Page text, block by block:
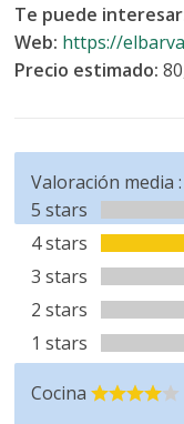
Te puede
Web: https://
Precio estimado:
Valoración media :
5 stars
4 stars
3 stars
2 stars
1 stars
Cocina